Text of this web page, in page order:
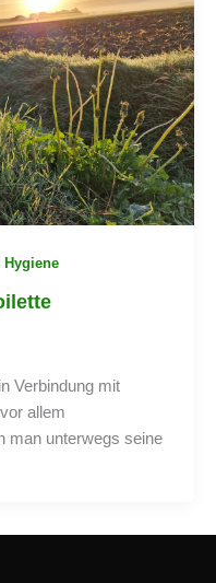
Verbindung mit
allem
man unterwegs seine